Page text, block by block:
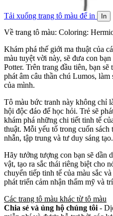
Tải xuống trang tô màu để in In
Về trang tô màu: Coloring:
Khám phá thế giới ma thuật của
màu tuyệt vời này, sẽ đưa con
Potter. Trên trang đầu tiên, bạn
phát âm câu thần chú Lumos,
của mình.
Tô màu bức tranh này không chỉ
hội độc đáo để học hỏi. Trẻ sẽ
khám phá những chi tiết tinh tế
thuật. Mỗi yếu tố trong cuốn sách
nhẫn, tập trung và tư duy sáng tạo.
Hãy tưởng tượng con bạn sẽ dần
vật, tạo ra sắc thái riêng biệt cho
chuyển tiếp tinh tế của màu sắc
phát triển cảm nhận thẩm mỹ và
Các trang tô màu khác từ tô màu
Chia sẻ và ủng hộ chúng tôi -